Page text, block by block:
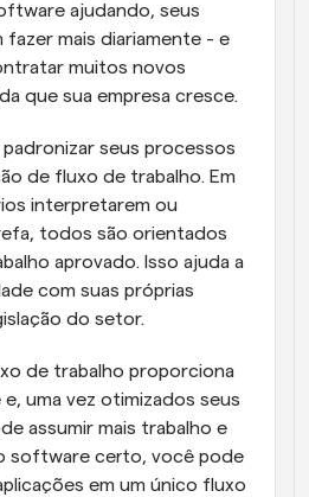
ajudando, seus
mais diariamente - e
muitos novos
que sua empresa cresce.
seus processos
de fluxo de trabalho. Em
interpretarem ou
todos são orientados
aprovado. Isso ajuda a
com suas próprias
do setor.
de trabalho proporciona
e, uma vez otimizados seus
assumir mais trabalho e
software certo, você pode
em um único fluxo